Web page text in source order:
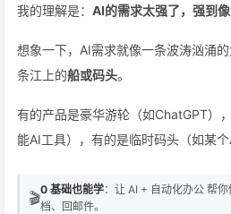
我的理解是： AI的需求太强了，强到像
想象一下，AI需求就像一条波涛汹涌
条江上的船或码头。
有的产品是豪华游轮（如ChatGPT）
能AI工具），有的是临时码头（如某个
🎬0 基础也能学：让 AI + 自动化办公 帮
档、回邮件。